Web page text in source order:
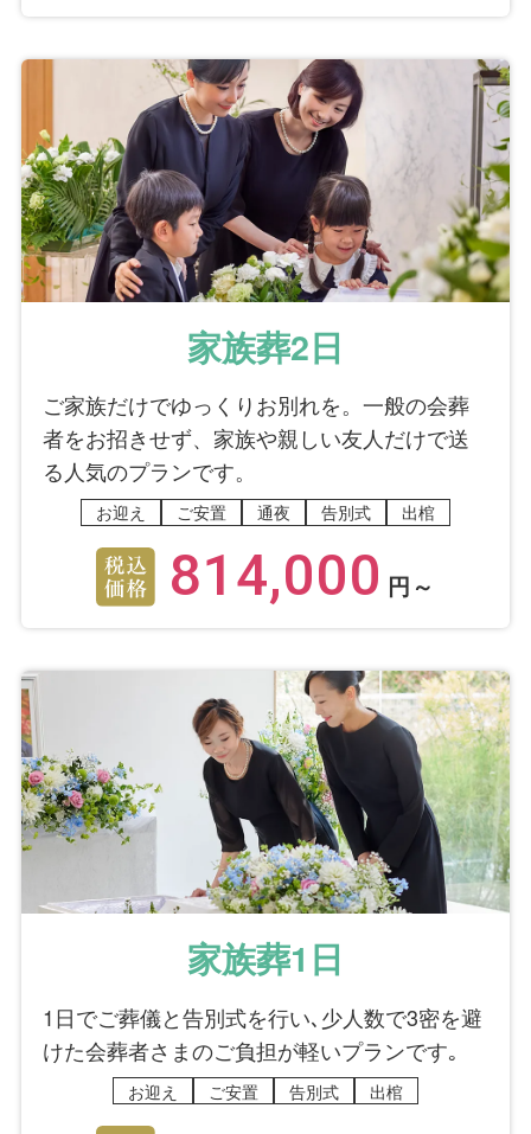
家族葬2日
ご家族だけでゆっくりお別れを。一般の会葬
者をお招きせず、家族や親しい友人だけで送
る人気のプランです。
お迎え ご安置 通夜 告別式 出棺
814,000 円～
家族葬1日
1日でご葬儀と告別式を行い､少人数で3密を避
けた会葬者さまのご負担が軽いプランです｡
お迎え ご安置 告別式 出棺